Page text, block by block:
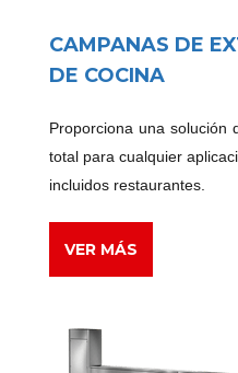
CAMPANAS DE
DE COCINA
Proporciona una solución
total para cualquier
incluidos restaurantes.
VER MÁS